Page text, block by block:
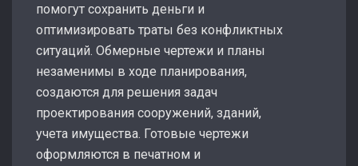
помогут сохранить деньги и
оптимизировать траты без конфликтных
ситуаций. Обмерные чертежи и планы
незаменимы в ходе планирования,
создаются для решения задач
проектирования сооружений, зданий,
учета имущества. Готовые чертежи
оформляются в печатном и